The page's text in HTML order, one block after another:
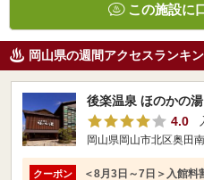
この施設に
岡山県の週間アクセスランキ
後楽温泉 ほのかの湯
4.0
岡山県岡山市北区奥田
クーポン ＜8月3日～7日＞入館料